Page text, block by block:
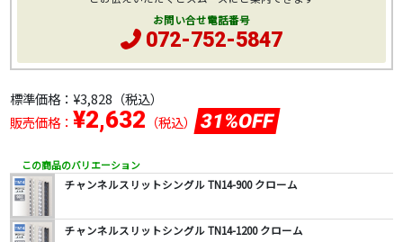
標準価格： ¥3,828 （税込）
販売価格： ¥2,632 （税込） 31%OFF
この商品のバリエーション
チャンネルスリットシングル TN14-900 クローム
チャンネルスリットシングル TN14-1200 クローム
お問い合せ電話番号
072-752-5847